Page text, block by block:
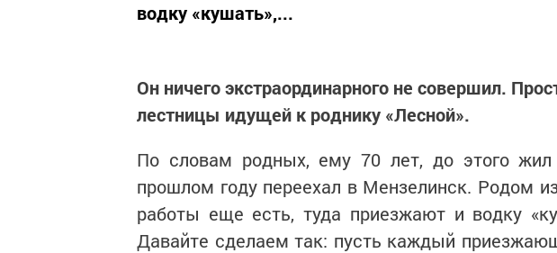
водку «кушать»,...
Он ничего экстраординарного не совершил.
лестницы идущей к роднику «Лесной».
По словам родных, ему 70 лет, до этого
прошлом году переехал в Мензелинск. Родом
работы еще есть, туда приезжают и водку
Давайте сделаем так: пусть каждый